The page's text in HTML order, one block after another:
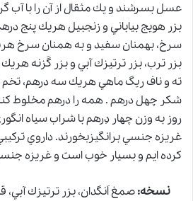
عسل بسرشند و يك مثقال از آن را با آب
بزر هويج بياباني و زنجبيل هريك پنج
سرخ، بهمنان سفيد و به همنان سرخ
بزر ترب، بزر ترتيزك آبي و بزر گَزنه
ته و ناف ريگ ماهي هريك سه درهم،
شكر چهل درهم . همه را درهم مخلوط
روز به وزن چهار دِرهم با شراب سياه
غريزه جنسي برانگيزبخورند. داروي
كرده ايم و بسيار خوب است و غريزه
نسخه:صمغ اَنگدان، بزر ترتيزك آبي،